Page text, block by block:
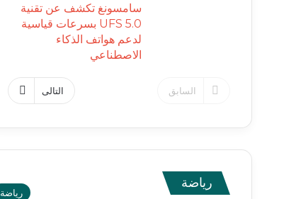
سامسونغ تكشف عن تقنية
UFS 5.0 بسرعات قياسية
لدعم هواتف الذكاء
الاصطناعي
السابق التالى
رياضة
رياضة